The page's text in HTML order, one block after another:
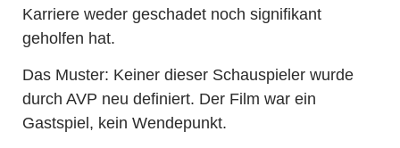
Karriere weder geschadet noch signifikant
geholfen hat.
Das Muster: Keiner dieser Schauspieler wurde
durch AVP neu definiert. Der Film war ein
Gastspiel, kein Wendepunkt.